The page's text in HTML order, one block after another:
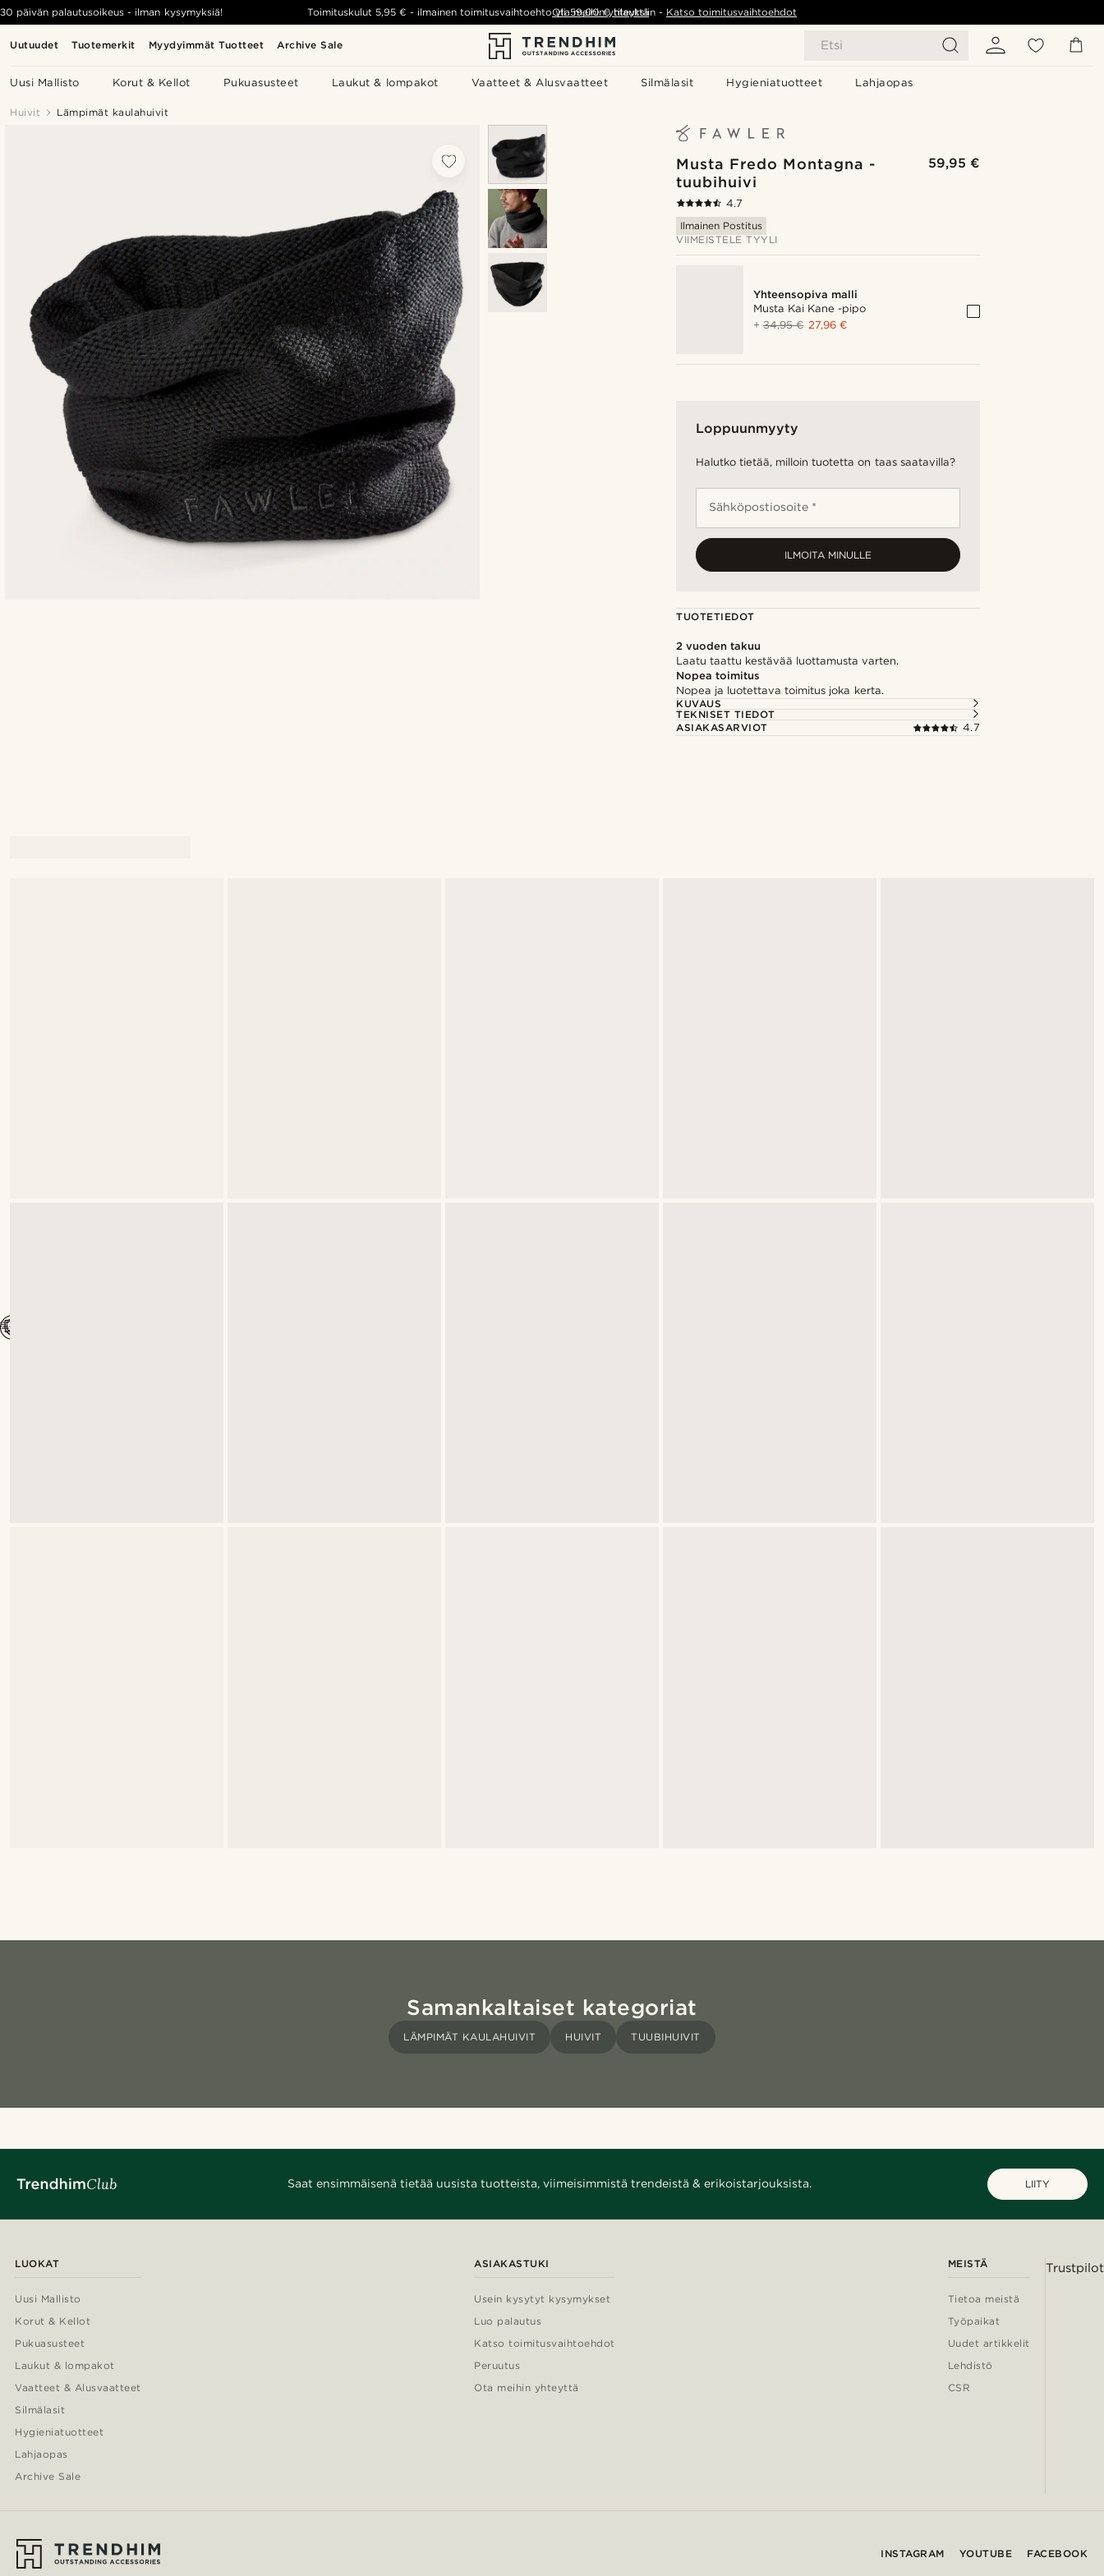
Uutuudet Tuotemerkit Myydyimmät Tuotteet Archive Sale Etsi
Uusi Mallisto Korut & Kellot Pukuasusteet Laukut & lompakot Vaatteet & Alusvaatteet Silmälasit Hygieniatuotteet Lahjaopas
30 päivän palautusoikeus - ilman kysymyksiä! Toimituskulut 5,95 € - ilmainen toimitusvaihtoehto yli 59,00 €tilauksiin - Katso toimitusvaihtoehdot
Ota meihin yhteyttä
Huivit Lämpimät kaulahuivit
Musta Fredo Montagna -
tuubihuivi
59,95 €
4.7
Ilmainen Postitus
VIIMEISTELE TYYLI
Yhteensopiva malli
Musta Kai Kane -pipo
+34,95 € 27,96 €
Loppuunmyyty
Halutko tietää, milloin tuotetta on taas saatavilla?
Sähköpostiosoite *
ILMOITA MINULLE
TUOTETIEDOT
2 vuoden takuu
Laatu taattu kestävää luottamusta varten.
Nopea toimitus
Nopea ja luotettava toimitus joka kerta.
KUVAUS
TEKNISET TIEDOT
ASIAKASARVIOT
4.7
Samankaltaiset kategoriat
LÄMPIMÄT KAULAHUIVIT HUIVIT TUUBIHUIVIT
Saat ensimmäisenä tietää uusista tuotteista, viimeisimmistä trendeistä & erikoistarjouksista. LIITY
LUOKAT
Uusi Mallisto
Korut & Kellot
Pukuasusteet
Laukut & lompakot
Vaatteet & Alusvaatteet
Silmälasit
Hygieniatuotteet
Lahjaopas
Archive Sale
ASIAKASTUKI
Usein kysytyt kysymykset
Luo palautus
Katso toimitusvaihtoehdot
Peruutus
Ota meihin yhteyttä
MEISTÄ
Tietoa meistä
Työpaikat
Uudet artikkelit
Lehdistö
CSR
Trustpilot
INSTAGRAM YOUTUBE FACEBOOK